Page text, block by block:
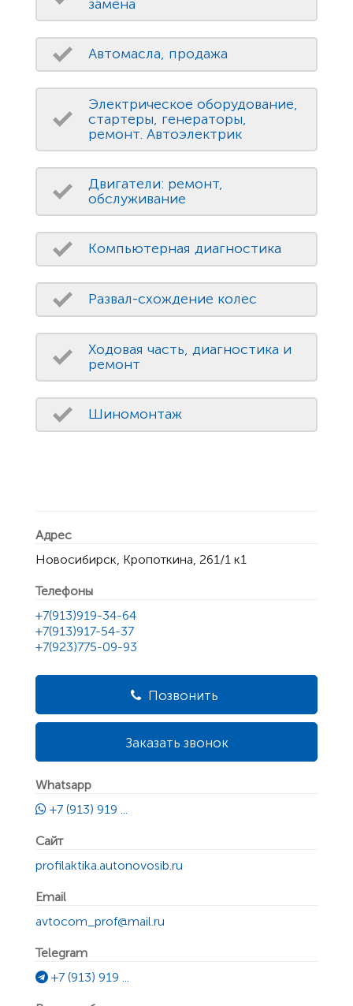
замена
Автомасла, продажа
Электрическое оборудование,
стартеры, генераторы,
ремонт. Автоэлектрик
Двигатели: ремонт,
обслуживание
Компьютерная диагностика
Развал-схождение колес
Ходовая часть, диагностика и
ремонт
Шиномонтаж
Адрес
Новосибирск, Кропоткина, 261/1 к1
Телефоны
+7(913)919-34-64
+7(913)917-54-37
+7(923)775-09-93
Позвонить
Заказать звонок
Whatsapp
+7 (913) 919 ...
Сайт
profilaktika.autonovosib.ru
Email
avtocom_prof@mail.ru
Telegram
+7 (913) 919 ...